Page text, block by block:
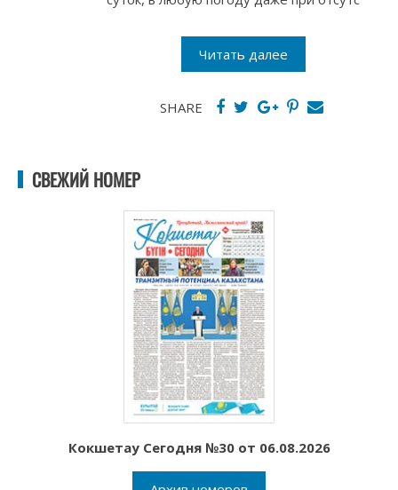
Читать далее
SHARE
СВЕЖИЙ НОМЕР
Кокшетау Сегодня №30 от 06.08.2026